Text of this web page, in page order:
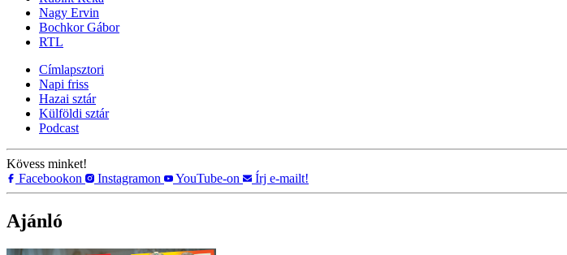
Nagy Ervin
Bochkor Gábor
RTL
Címlapsztori
Napi friss
Hazai sztár
Külföldi sztár
Podcast
Kövess minket!
Facebookon
Instagramon YouTube-on Írj e-mailt!
Ajánló